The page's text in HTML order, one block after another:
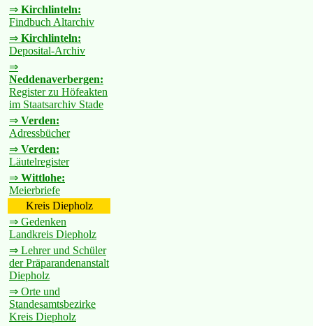
⇒ Kirchlinteln:
Findbuch Altarchiv
⇒ Kirchlinteln:
Deposital-Archiv
⇒
Neddenaverbergen:
Register zu Höfeakten
im Staatsarchiv Stade
⇒ Verden:
Adressbücher
⇒ Verden:
Läutelregister
⇒ Wittlohe:
Meierbriefe
Kreis Diepholz
⇒ Gedenken
Landkreis Diepholz
⇒ Lehrer und Schüler
der Präparandenanstalt
Diepholz
⇒ Orte und
Standesamtsbezirke
Kreis Diepholz